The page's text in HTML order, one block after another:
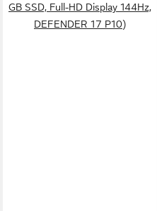
GB SSD, Full-HD Display 144Hz,
DEFENDER 17 P10)